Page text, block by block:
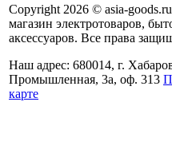
Copyright 2026 © asia-
магазин электротоваров,
аксессуаров. Все права
Наш адрес: 680014, г.
Промышленная, 3а, оф. 313
карте